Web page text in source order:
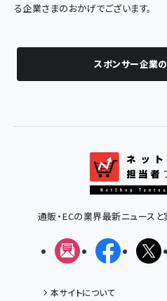
る企業さまのおかげでございます。
スポンサー企業
通販・ECの業界最新ニュース
メルマガFacebook
本サイトについて